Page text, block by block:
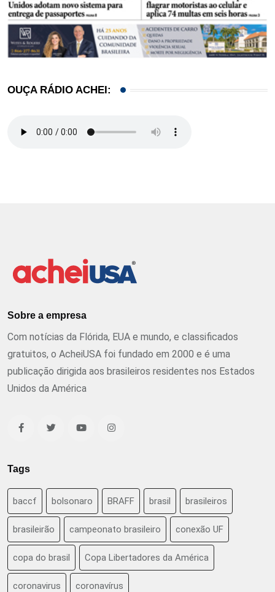
OUÇA RÁDIO ACHEI:
Sobre a empresa
Com notícias da Flórida, EUA e mundo, e classificados
gratuitos, o AcheiUSA foi fundado em 2000 e é uma
publicação dirigida aos brasileiros residentes nos Estados
Unidos da América
Tags
baccf bolsonaro BRAFF brasil brasileiros
brasileirão campeonato brasileiro conexão UF
copa do brasil Copa Libertadores da América
coronavirus coronavírus